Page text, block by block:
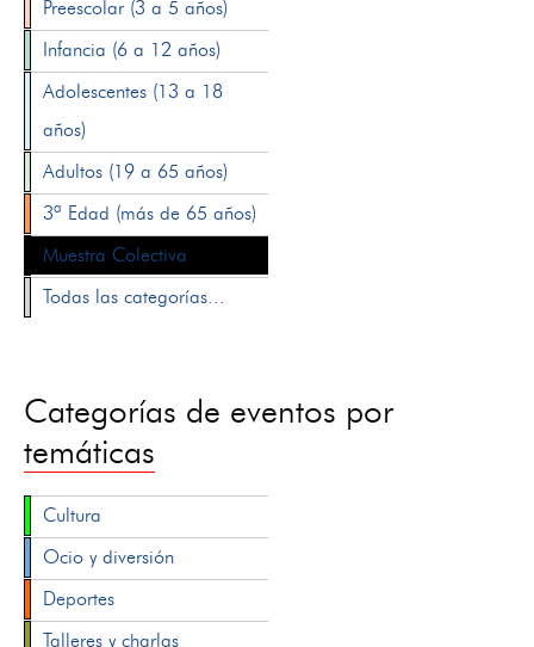
Preescolar (3 a 5 años)
Infancia (6 a 12 años)
Adolescentes (13 a 18
años)
Adultos (19 a 65 años)
3ª Edad (más de 65 años)
Muestra Colectiva
Todas las categorías...
Categorías de eventos por
temáticas
Cultura
Ocio y diversión
Deportes
Talleres y charlas